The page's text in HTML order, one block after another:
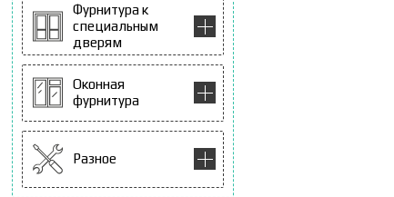
Фурнитура к
специальным
дверям
Оконная
фурнитура
Разное